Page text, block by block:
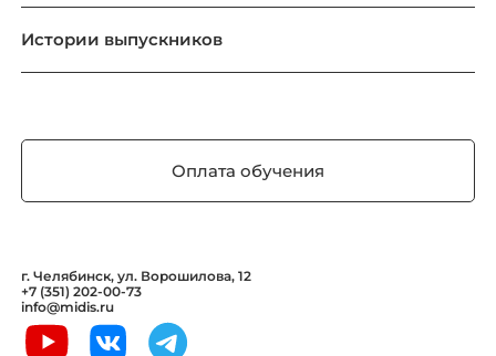
Истории выпускников
Оплата обучения
г. Челябинск, ул. Ворошилова, 12
+7 (351) 202-00-73
info@midis.ru